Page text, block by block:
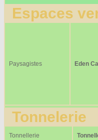
Espaces
Paysagistes Eden
Tonnelerie
Tonnellerie